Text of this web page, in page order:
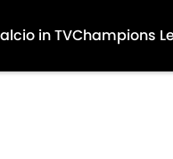
in TVChampions